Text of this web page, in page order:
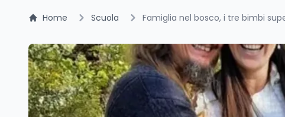
Home Scuola